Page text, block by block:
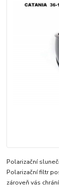
Polarizační
Polarizační filtr
zároveň vás